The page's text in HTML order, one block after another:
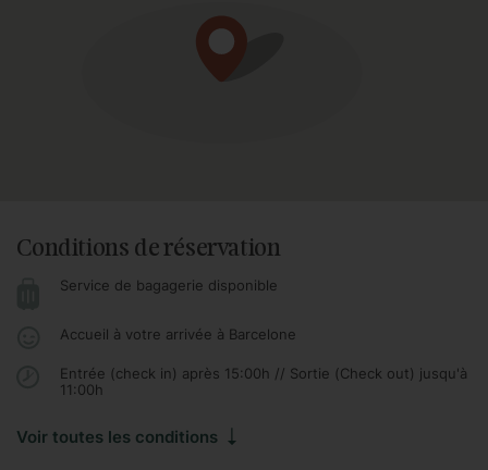
Conditions de réservation
Service de bagagerie disponible
Accueil à votre arrivée à Barcelone
Entrée (check in) après 15:00h // Sortie (Check out) jusqu'à
11:00h
Voir toutes les conditions